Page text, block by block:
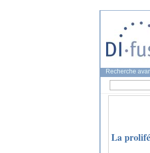
Recherche
La